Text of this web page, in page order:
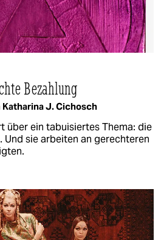
Bezahlung
Katharina J. Cichosch
über ein tabuisiertes Thema: die
Und sie arbeiten an gerechteren